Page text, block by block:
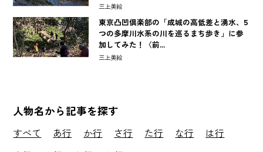
三上美絵
東京凸凹倶楽部の「成城の高低差と湧水、5
つの多摩川水系の川を巡るまち歩き」に参
加してみた！〈前...
三上美絵
人物名から記事を探す
すべて あ行 か行 さ行 た行 な行
は行